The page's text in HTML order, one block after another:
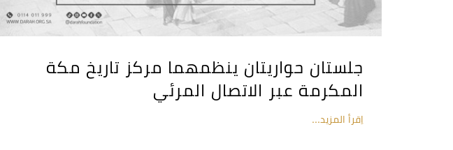
جلستان حواريتان ينظمهما مركز تاريخ مكة
المكرمة عبر الاتصال المرئي
اِقرأ المزيد...